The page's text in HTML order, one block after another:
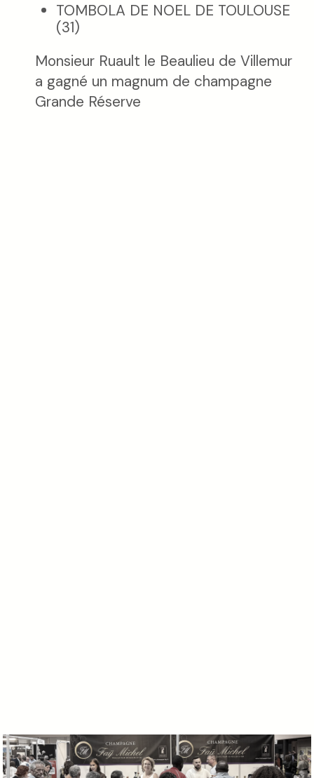
TOMBOLA DE NOEL DE TOULOUSE
(31)
Monsieur Ruault le Beaulieu de Villemur
a gagné un magnum de champagne
Grande Réserve